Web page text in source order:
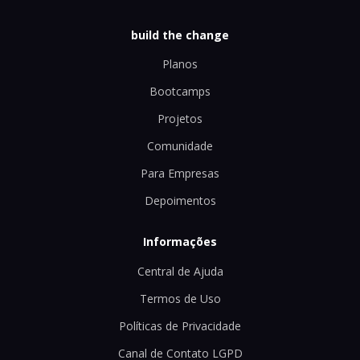
build the change
Planos
Bootcamps
Projetos
Comunidade
Para Empresas
Depoimentos
Informações
Central de Ajuda
Termos de Uso
Políticas de Privacidade
Canal de Contato LGPD